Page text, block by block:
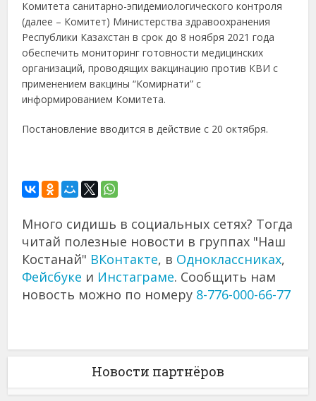
Комитета санитарно-эпидемиологического контроля
(далее – Комитет) Министерства здравоохранения
Республики Казахстан в срок до 8 ноября 2021 года
обеспечить мониторинг готовности медицинских
организаций, проводящих вакцинацию против КВИ с
применением вакцины “Комирнати” с
информированием Комитета.
Постановление вводится в действие с 20 октября.
Много сидишь в социальных сетях? Тогда
читай полезные новости в группах "Наш
Костанай" ВКонтакте, в Одноклассниках,
Фейсбуке и Инстаграме. Сообщить нам
новость можно по номеру 8-776-000-66-77
Новости партнёров